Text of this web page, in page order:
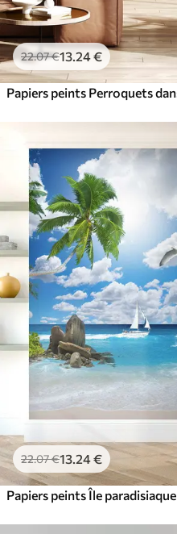
22.07€13.24€
22.07€13.24€
Papiers peints Île paradisiaque